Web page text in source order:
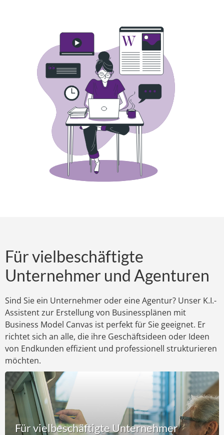
Für vielbeschäftigte
Unternehmer und Agenturen
Sind Sie ein Unternehmer oder eine Agentur? Unser K.I.-
Assistent zur Erstellung von Businessplänen mit
Business Model Canvas ist perfekt für Sie geeignet. Er
richtet sich an alle, die ihre Geschäftsideen oder Ideen
von Endkunden effizient und professionell strukturieren
möchten.
Für vielbeschäftigte Unternehmer